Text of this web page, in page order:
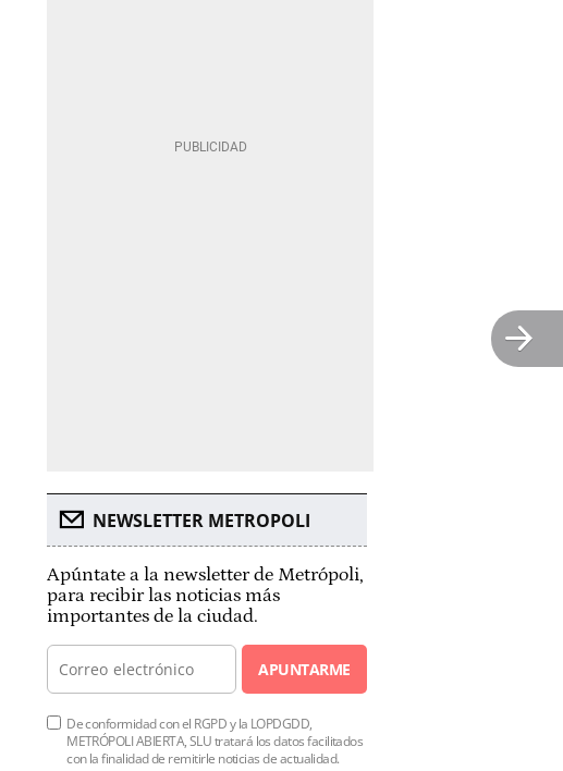
NEWSLETTER METROPOLI
Apúntate a la newsletter de Metrópoli,
para recibir las noticias más
importantes de la ciudad.
APUNTARME
De conformidad con el RGPD y la LOPDGDD,
METRÓPOLI ABIERTA, SLU tratará los datos facilitados
con la finalidad de remitirle noticias de actualidad.